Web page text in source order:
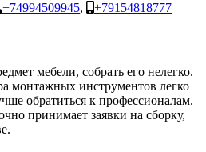
+74994509945, +79154818777
мебели, собрать его нелегко.
монтажных инструментов легко
обратиться к профессионалам.
принимает заявки на сборку,